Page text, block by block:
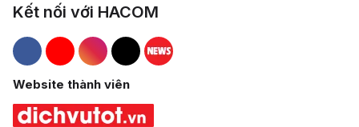
Kết nối với HACOM
Hacom Facebook
Hacom YouTube
Hacom Instagram
Hacom TikTok
Website thành viên